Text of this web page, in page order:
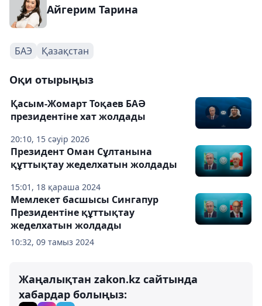
Айгерим Тарина
БАЭ Қазақстан
Оқи отырыңыз
20:10, 15 сәуір 2026
Қасым-Жомарт Тоқаев БАӘ
президентіне хат жолдады
15:01, 18 қараша 2024
Президент Оман Сұлтанына
құттықтау жеделхатын жолдады
10:32, 09 тамыз 2024
Мемлекет басшысы Сингапур
Президентіне құттықтау
жеделхатын жолдады
Жаңалықтан zakon.kz сайтында
хабардар болыңыз: